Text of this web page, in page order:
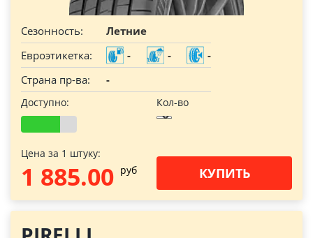
Сезонность:
Летние
Евроэтикетка:
- -
-
Страна пр-ва:
-
Доступно: Кол-во
Цена за 1 штуку:
1 885.00 pуб КУПИТЬ